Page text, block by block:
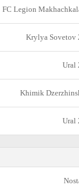
FC Legion
Krylya Sovetov
Ural
Khimik
Ural